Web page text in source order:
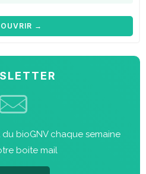
→
bioGNV chaque semaine
boite mail